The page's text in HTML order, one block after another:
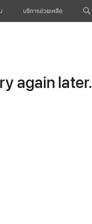
บริการช่วยเหลือ
again later.